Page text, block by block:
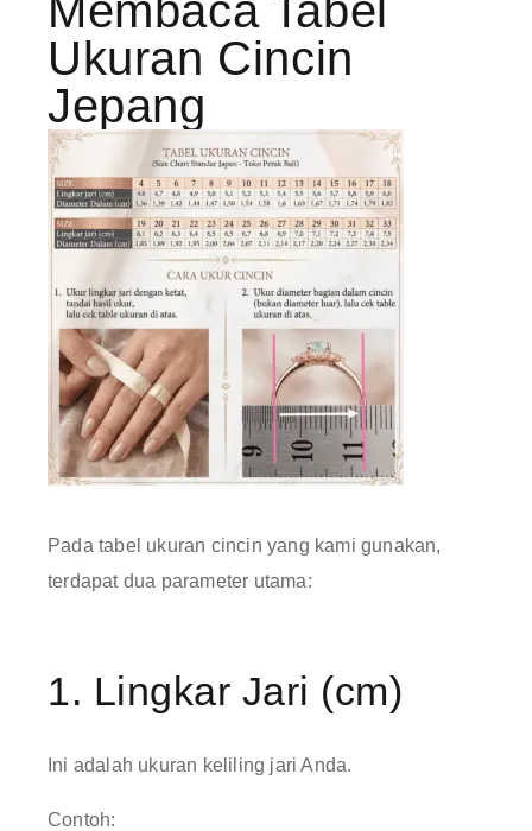
Membaca Tabel
Ukuran Cincin
Jepang
Pada tabel ukuran cincin yang kami gunakan,
terdapat dua parameter utama:
1. Lingkar Jari (cm)
Ini adalah ukuran keliling jari Anda.
Contoh: